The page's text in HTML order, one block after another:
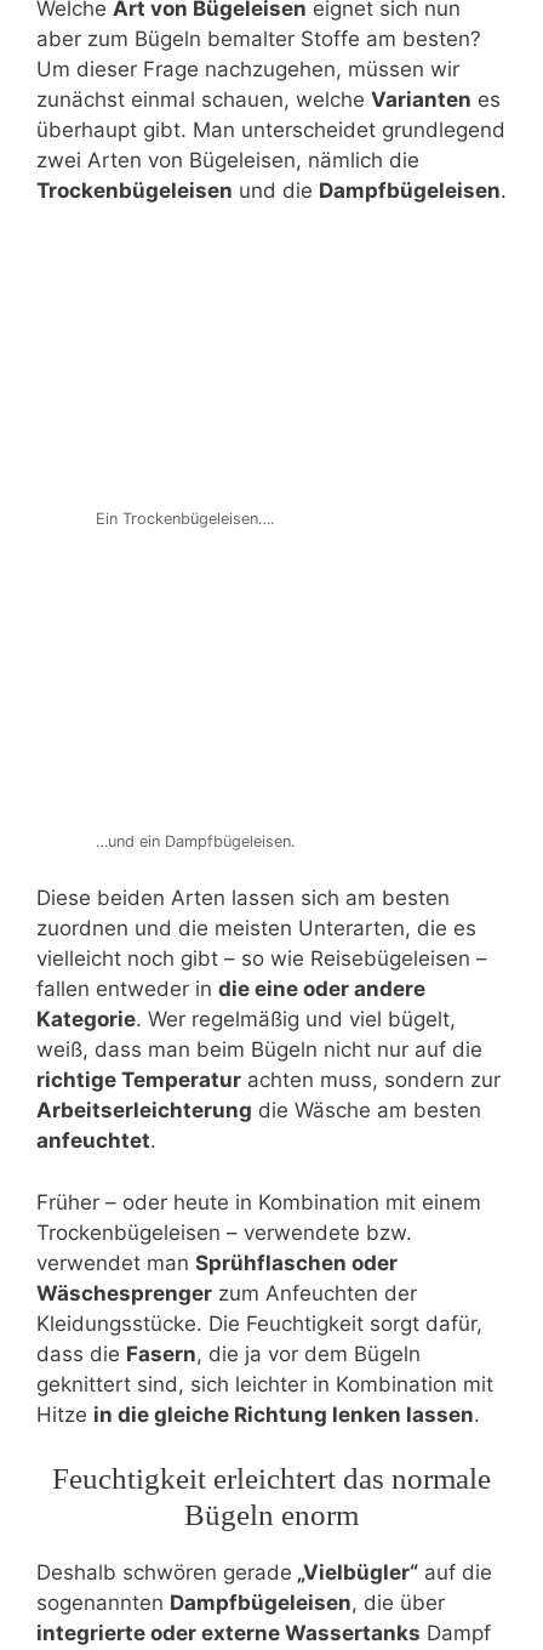
Welche Art von Bügeleisen eignet sich nun
aber zum Bügeln bemalter Stoffe am besten?
Um dieser Frage nachzugehen, müssen wir
zunächst einmal schauen, welche Varianten es
überhaupt gibt. Man unterscheidet grundlegend
zwei Arten von Bügeleisen, nämlich die
Trockenbügeleisen und die Dampfbügeleisen.
Ein Trockenbügeleisen….
…und ein Dampfbügeleisen.
Diese beiden Arten lassen sich am besten
zuordnen und die meisten Unterarten, die es
vielleicht noch gibt – so wie Reisebügeleisen –
fallen entweder in die eine oder andere
Kategorie. Wer regelmäßig und viel bügelt,
weiß, dass man beim Bügeln nicht nur auf die
richtige Temperatur achten muss, sondern zur
Arbeitserleichterung die Wäsche am besten
anfeuchtet.
Früher – oder heute in Kombination mit einem
Trockenbügeleisen – verwendete bzw.
verwendet man Sprühflaschen oder
Wäschesprenger zum Anfeuchten der
Kleidungsstücke. Die Feuchtigkeit sorgt dafür,
dass die Fasern, die ja vor dem Bügeln
geknittert sind, sich leichter in Kombination mit
Hitze in die gleiche Richtung lenken lassen.
Feuchtigkeit erleichtert das normale
Bügeln enorm
Deshalb schwören gerade „Vielbügler“ auf die
sogenannten Dampfbügeleisen, die über
integrierte oder externe Wassertanks Dampf